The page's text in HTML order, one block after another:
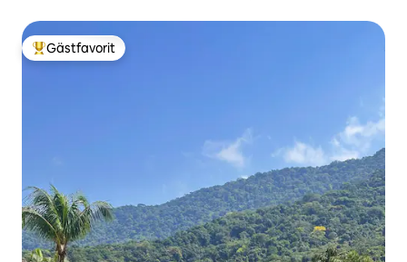
Populär gästfavorit
Gästfavorit